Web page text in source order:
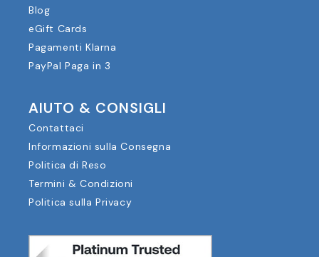
Blog
eGift Cards
Pagamenti Klarna
PayPal Paga in 3
AIUTO & CONSIGLI
Contattaci
Informazioni sulla Consegna
Politica di Reso
Termini & Condizioni
Politica sulla Privacy